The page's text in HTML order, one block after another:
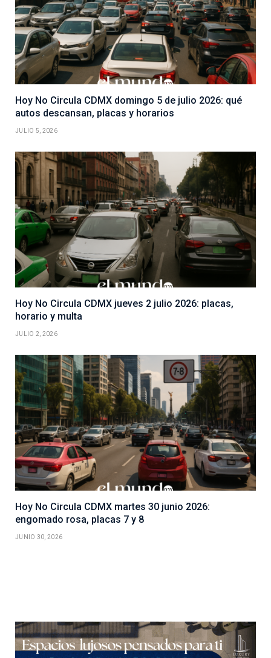
Hoy No Circula CDMX domingo 5 de julio 2026: qué
autos descansan, placas y horarios
JULIO 5, 2026
Hoy No Circula CDMX jueves 2 julio 2026: placas,
horario y multa
JULIO 2, 2026
Hoy No Circula CDMX martes 30 junio 2026:
engomado rosa, placas 7 y 8
JUNIO 30, 2026